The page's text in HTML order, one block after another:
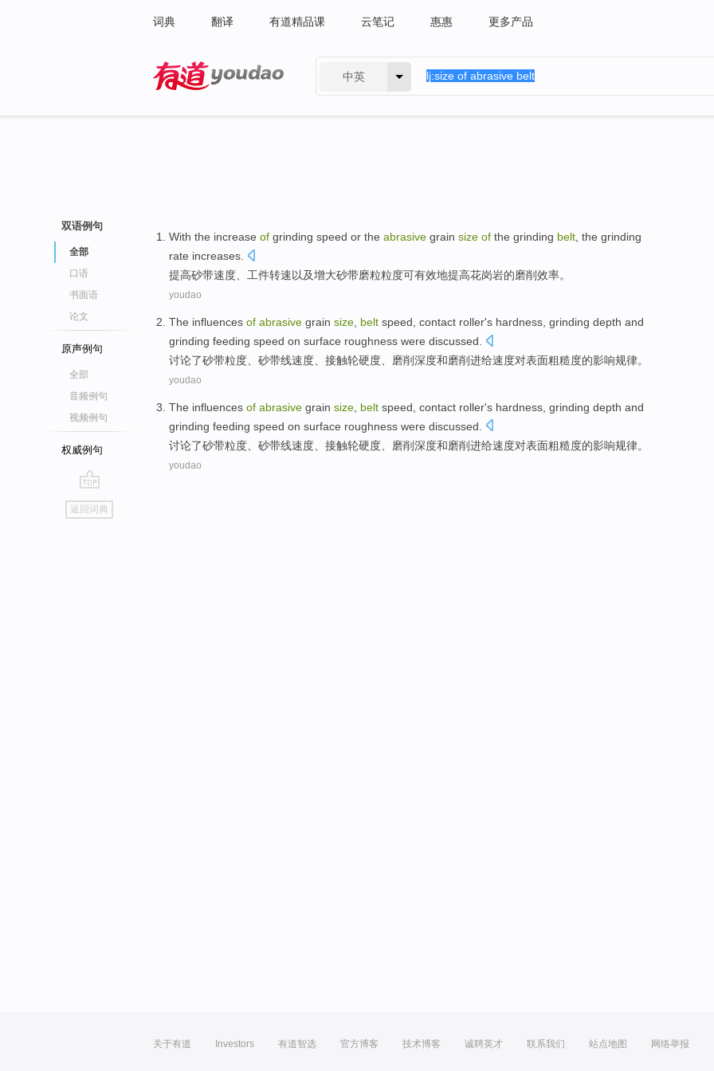
词典 翻译 有道精品课 云笔记 惠惠 更多产品
中英
双语例句
全部
口语
书面语
论文
原声例句
全部
音频例句
视频例句
权威例句
go
top
返回词典
With the increase of grinding speed or the abrasive grain size of the grinding belt , the grinding
rate increases
提高砂带速度 、工件转速以及增大砂带磨粒粒度可有效地提高花岗岩的磨削效率。
youdao
The influences of abrasive grain size belt speed contact roller's hardness grinding depth and
grinding feeding speed on surface roughness were discussed
讨论了砂带粒度 、砂带线速度 接触轮硬度 磨削深度和磨削进给速度对表面粗糙度的影响规律。
youdao
The influences of abrasive grain size belt speed contact roller's hardness grinding depth and
grinding feeding speed on surface roughness were discussed
讨论了砂带粒度 、砂带线速度 接触轮硬度 磨削深度和磨削进给速度对表面粗糙度的影响规律。
youdao
关于有道 Investors 有道智选 官方博客 技术博客 诚聘英才 联系我们 站点地图 网络举报